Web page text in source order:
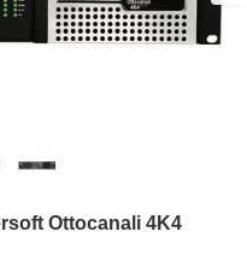
Ottocanali 4K4